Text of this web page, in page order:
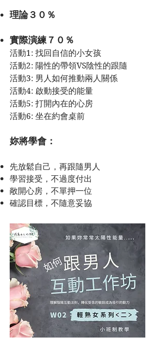
理論３ ０ ％
實際演練７０％
活動1: 找回自信的小女孩
​活動2: 陽性的帶領VS陰性的跟隨
​活動3: 男人如何推動兩人關係
活動4: 啟動接受的能量
活動5: 打開內在的心房
活動6: 坐在約會桌前
妳將學會：
先放鬆自己，再跟隨男人
學習接受，不過度付出
敞開心房，不單押一位
確認目標，不隨意妥協